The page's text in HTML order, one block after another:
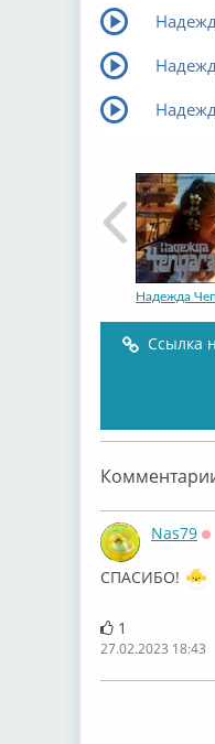
Надежда
Ссылка
Nas79
СПАСИБО!
1
27.02.2023 18:43